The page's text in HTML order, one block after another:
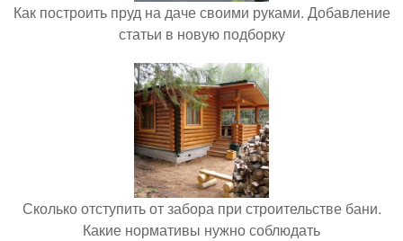
Как построить пруд на даче своими руками. Добавление
статьи в новую подборку
Сколько отступить от забора при строительстве бани.
Какие нормативы нужно соблюдать